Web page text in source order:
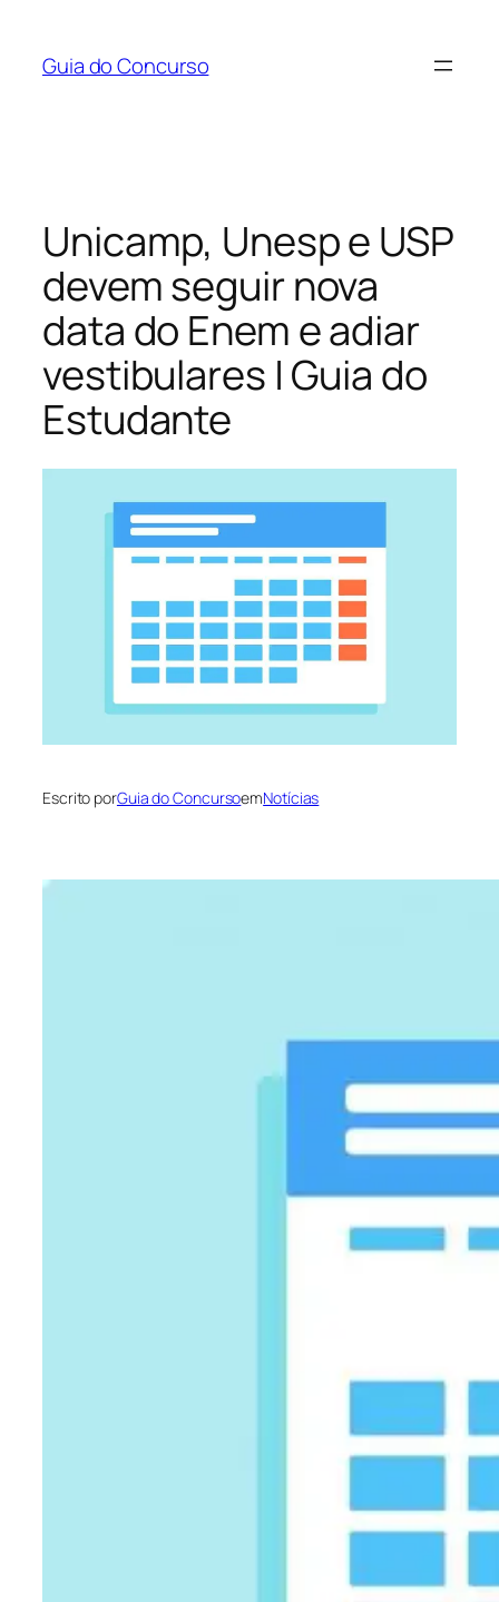
Guia do Concurso
Unicamp, Unesp e USP
devem seguir nova
data do Enem e adiar
vestibulares | Guia do
Estudante
Escrito porGuia do ConcursoemNotícias